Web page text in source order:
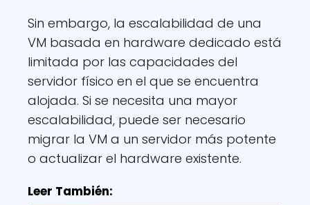
Sin embargo, la escalabilidad de una
VM basada en hardware dedicado está
limitada por las capacidades del
servidor físico en el que se encuentra
alojada. Si se necesita una mayor
escalabilidad, puede ser necesario
migrar la VM a un servidor más potente
o actualizar el hardware existente.
Leer También: